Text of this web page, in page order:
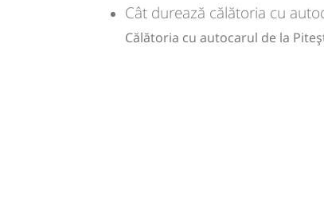
Cât durează călătoria cu
Călătoria cu autocarul de la